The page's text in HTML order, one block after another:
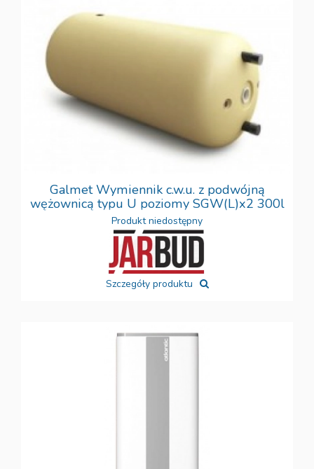
Galmet Wymiennik c.w.u. z podwójną
wężownicą typu U poziomy SGW(L)x2 300l
Produkt niedostępny
Szczegóły produktu